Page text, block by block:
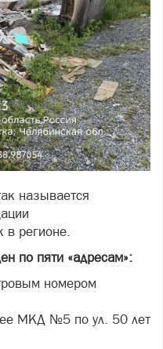
называется
в регионе.
по пяти «адресам»:
номером
МКД №5 по ул. 50 лет